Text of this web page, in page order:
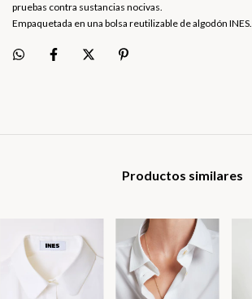
pruebas contra sustancias nocivas.
Empaquetada en una bolsa reutilizable de algodón INES.
Productos similares